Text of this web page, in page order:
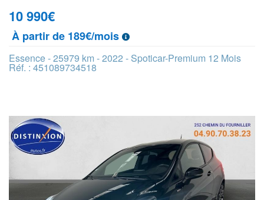
10 990€
À partir de 189€/mois
Essence - 25979 km - 2022 - Spoticar-Premium 12 Mois
Réf. : 451089734518